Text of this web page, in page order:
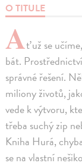
O TITULE
Ať už se
bát.
správné řešení.
miliony životů,
vede k výtvoru,
třeba suchý zip
Kniha Hurá,
se na vlastní